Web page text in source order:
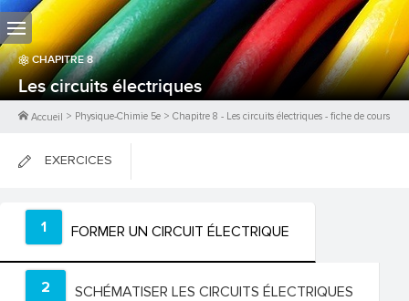
CHAPITRE8
Les circuits électriques
Accueil > Physique-Chimie 5e > Chapitre 8 - Les circuits électriques - fiche de cours
EXERCICES
FICHES DE COURS
0PTS
1 FORMER UN CIRCUIT ÉLECTRIQUE
2 SCHÉMATISER LES CIRCUITS ÉLECTRIQUES